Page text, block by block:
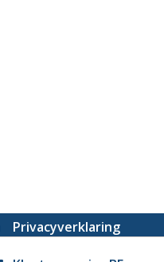
Privacyverklaring